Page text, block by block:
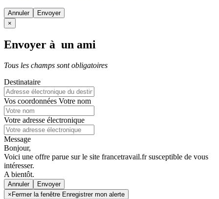
Annuler
×
Envoyer à un ami
Tous les champs sont obligatoires
Destinataire
Vos coordonnées Votre nom
Votre adresse électronique
Message
Bonjour,
Voici une offre parue sur le site francetravail.fr susceptible de vous
intéresser.
A bientôt.
Annuler
×Fermer la fenêtre Enregistrer mon alerte